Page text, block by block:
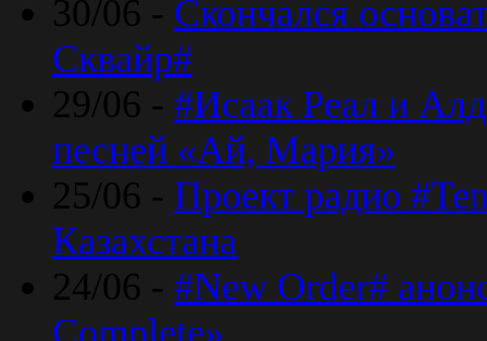
30/06 - Скончался
Сквайр#
29/06 - #Исаак Реал и
песней «Ай, Мария»
25/06 - Проект радио
Казахстана
24/06 - #New Order#